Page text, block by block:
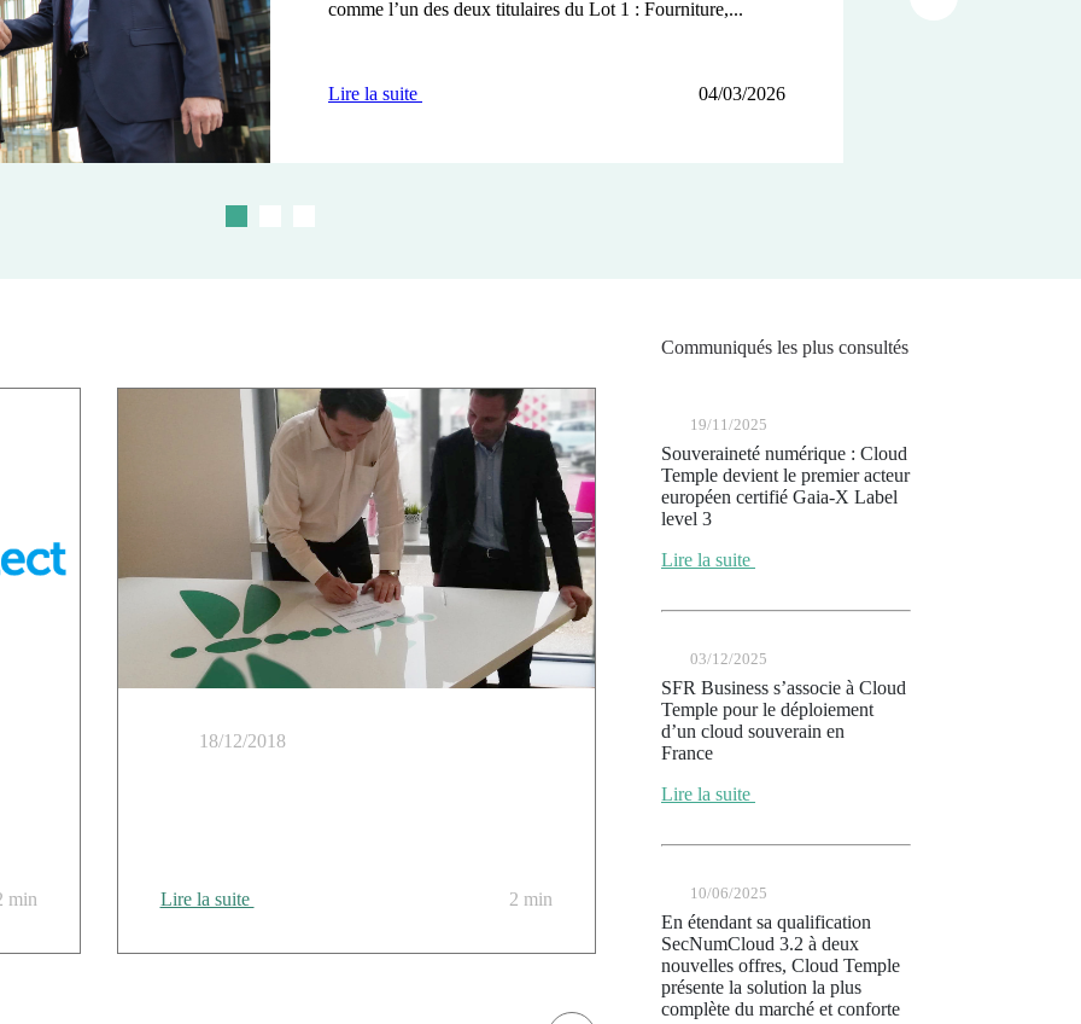
comme l’un des deux titulaires du Lot 1 : Fourniture,...
Lire la suite 04/03/2026
Lire la suite 03/12/2025
Lire la suite 19/11/2025
min
18/12/2018
Lire la suite 2 min
Communiqués les plus consultés
19/11/2025
Souveraineté numérique : Cloud
Temple devient le premier acteur
européen certifié Gaia-X Label
level 3
Lire la suite
03/12/2025
SFR Business s’associe à Cloud
Temple pour le déploiement
d’un cloud souverain en
France
Lire la suite
10/06/2025
En étendant sa qualification
SecNumCloud 3.2 à deux
nouvelles offres, Cloud Temple
présente la solution la plus
complète du marché et conforte